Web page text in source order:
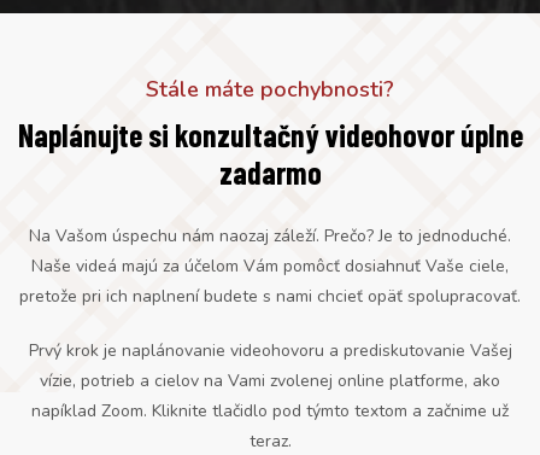
Stále máte pochybnosti?
Naplánujte si konzultačný videohovor úplne
zadarmo
Na Vašom úspechu nám naozaj záleží. Prečo? Je to jednoduché.
Naše videá majú za účelom Vám pomôcť dosiahnuť Vaše ciele,
pretože pri ich naplnení budete s nami chcieť opäť spolupracovať.
Prvý krok je naplánovanie videohovoru a prediskutovanie Vašej
vízie, potrieb a cielov na Vami zvolenej online platforme, ako
napíklad Zoom. Kliknite tlačidlo pod týmto textom a začnime už
teraz.